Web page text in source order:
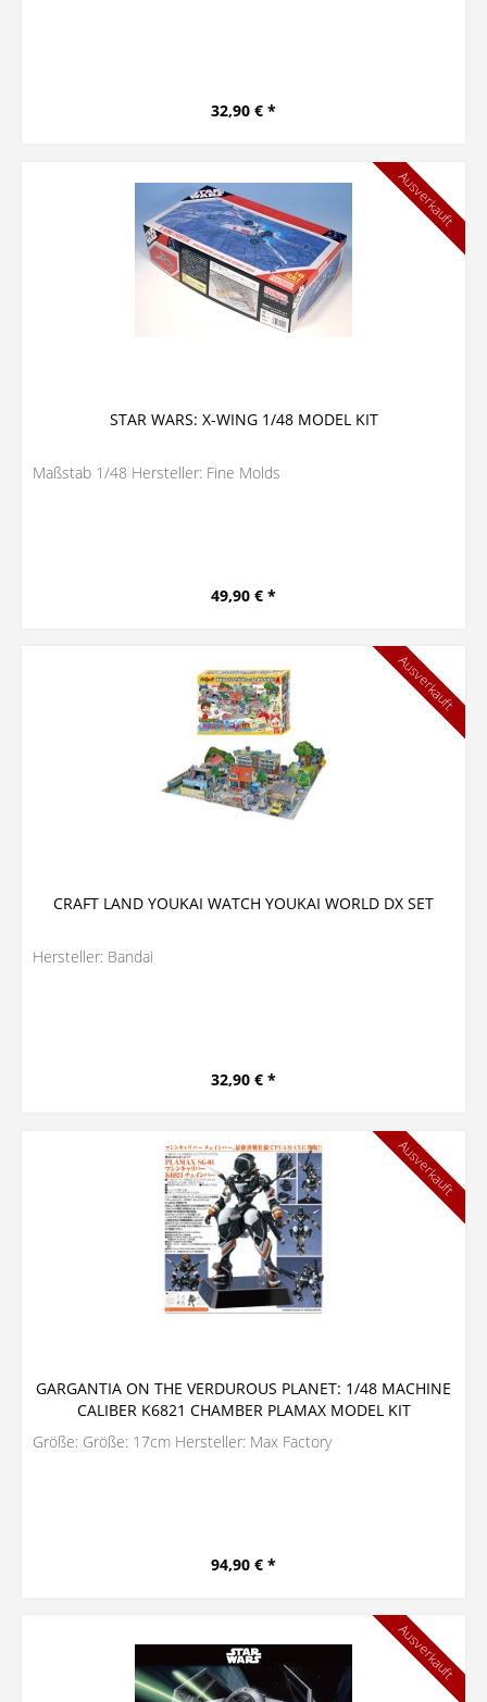
32,90 € *
STAR WARS: X-WING 1/48 MODEL KIT
Maßstab 1/48 Hersteller: Fine Molds
Ausverkauft
49,90 € *
CRAFT LAND YOUKAI WATCH YOUKAI WORLD DX SET
Hersteller: Bandai
Ausverkauft
32,90 € *
GARGANTIA ON THE VERDUROUS PLANET: 1/48 MACHINE
CALIBER K6821 CHAMBER PLAMAX MODEL KIT
Größe: Größe: 17cm Hersteller: Max Factory
Ausverkauft
94,90 € *
Ausverkauft